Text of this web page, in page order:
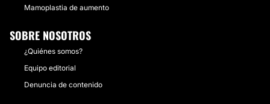
Mamoplastia de aumento
SOBRE NOSOTROS
¿Quiénes somos?
Equipo editorial
Denuncia de contenido